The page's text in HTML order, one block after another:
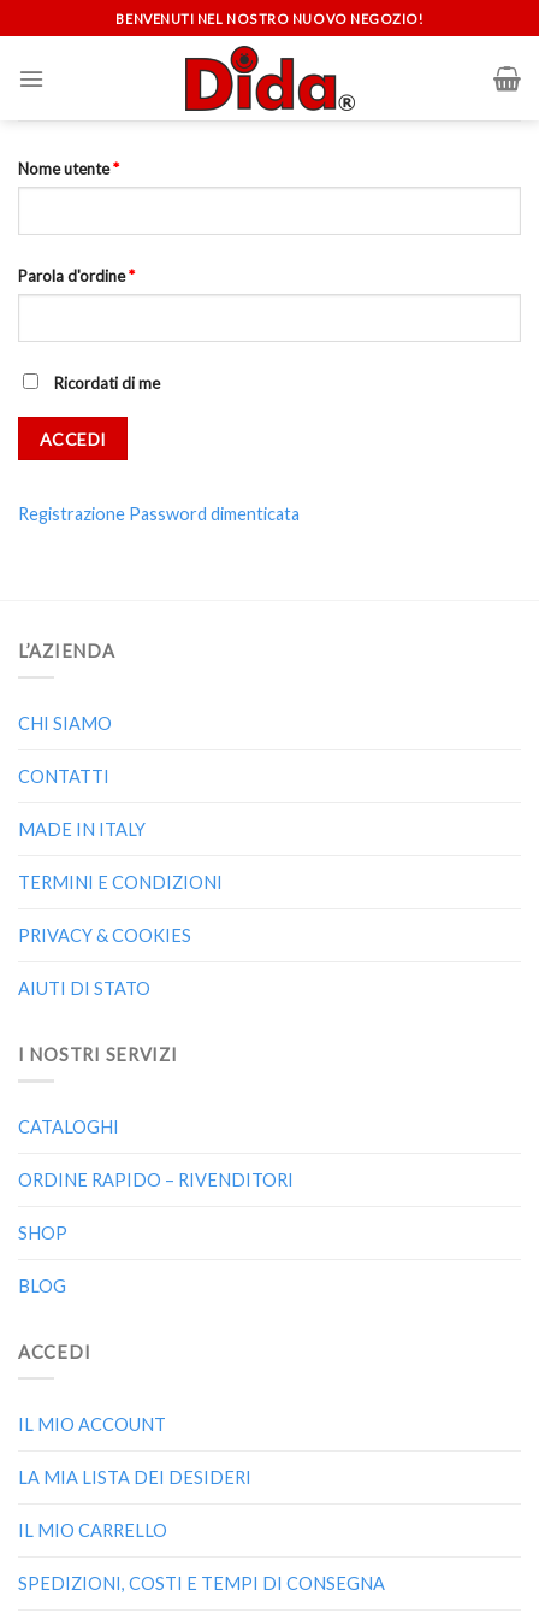
to
content
BENVENUTI NEL NOSTRO NUOVO NEGOZIO!
Nome utente*
Parola d'ordine*
Ricordati di me
Registrazione Password dimenticata
L’AZIENDA
CHI SIAMO
CONTATTI
MADE IN ITALY
TERMINI E CONDIZIONI
PRIVACY & COOKIES
AIUTI DI STATO
I NOSTRI SERVIZI
CATALOGHI
ORDINE RAPIDO – RIVENDITORI
SHOP
BLOG
ACCEDI
IL MIO ACCOUNT
LA MIA LISTA DEI DESIDERI
IL MIO CARRELLO
SPEDIZIONI, COSTI E TEMPI DI CONSEGNA